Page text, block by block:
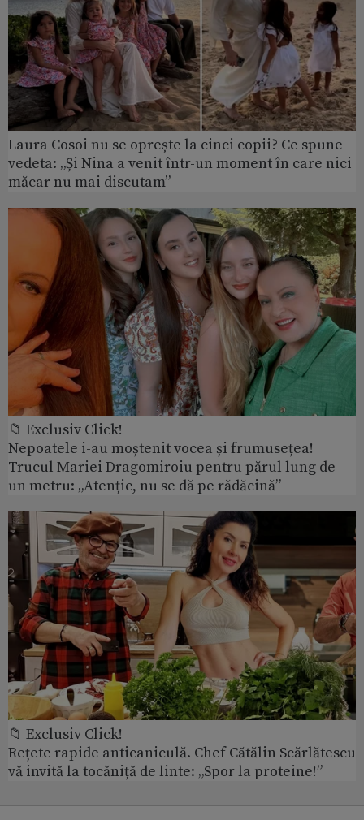
Laura Cosoi nu se oprește la cinci copii? Ce spune
vedeta: „Și Nina a venit într-un moment în care nici
măcar nu mai discutam”
📁 Exclusiv Click!
Nepoatele i-au moștenit vocea și frumusețea!
Trucul Mariei Dragomiroiu pentru părul lung de
un metru: „Atenție, nu se dă pe rădăcină”
📁 Exclusiv Click!
Rețete rapide anticaniculă. Chef Cătălin Scărlătescu
vă invită la tocăniță de linte: „Spor la proteine!”